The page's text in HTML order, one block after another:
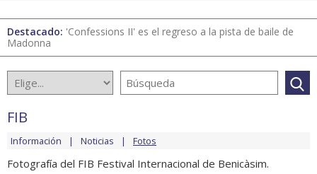
Destacado: 'Confessions II' es el regreso a la pista de baile de
Madonna
FIB
Información Noticias Fotos
Fotografía del FIB Festival Internacional de Benicàsim.